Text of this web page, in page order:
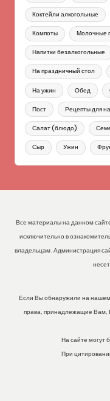
Коктейли алкогольные
Компоты Молочные
Напитки безалкогольные
На праздничный стол
На ужин Обед
Пост Рецепты для
Салат (блюдо)
Сыр Ужин
Все материалы на данном
исключительно в
владельцам. Администрация
Если Вы обнаружили на
права, принадлежащие Вам,
На сайте могут
При